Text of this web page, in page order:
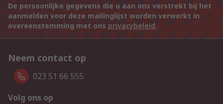
De persoonlijke gegevens die u aan ons verstrekt bij het
aanmelden voor deze mailinglijst worden verwerkt in
overeenstemming met ons privacybeleid.
Neem contact op
023 51 66 555
Volg ons op